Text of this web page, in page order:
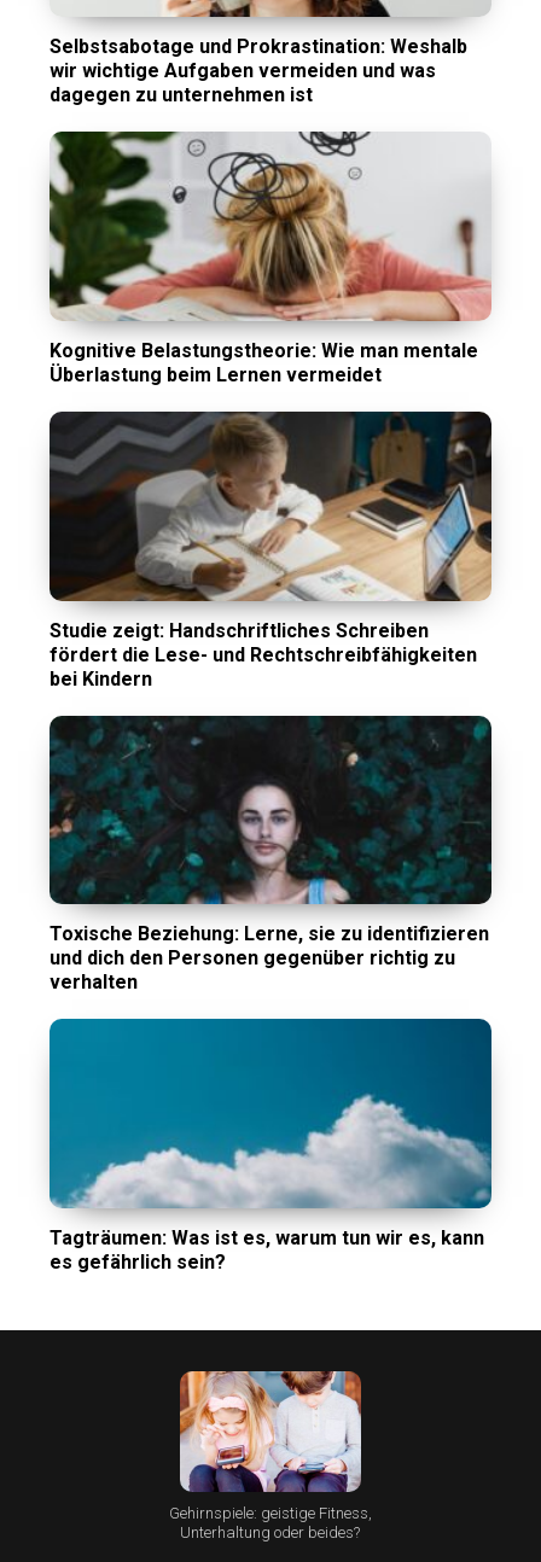
Selbstsabotage und Prokrastination: Weshalb
wir wichtige Aufgaben vermeiden und was
dagegen zu unternehmen ist
Kognitive Belastungstheorie: Wie man mentale
Überlastung beim Lernen vermeidet
Studie zeigt: Handschriftliches Schreiben
fördert die Lese- und Rechtschreibfähigkeiten
bei Kindern
Toxische Beziehung: Lerne, sie zu identifizieren
und dich den Personen gegenüber richtig zu
verhalten
Tagträumen: Was ist es, warum tun wir es, kann
es gefährlich sein?
Gehirnspiele: geistige Fitness,
Unterhaltung oder beides?